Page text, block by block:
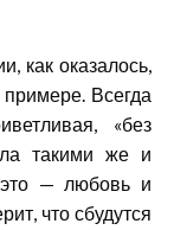
как оказалось,
Всегда
«без
такими же и
— любовь и
что сбудутся